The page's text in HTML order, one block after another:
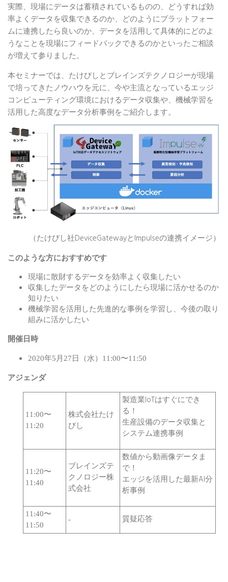
実際、現場にデータは蓄積されているものの、どうすれば効
率よくデータを収集できるのか、どのようにプラットフォー
ムに連携したら良いのか、データを活用して具体的にどのよ
うなことを現場にフィードバックできるのかといったご相談
が増えて参りました。
本セミナーでは、たけびしとブレインズテクノロジーが現場
で培ってきたノウハウを元に、今や主流となっているエッジ
コンピューティング環境におけるデータ収集や、機械学習を
活用した高度なデータ分析事例をご紹介します。
（たけびし社DeviceGatewayとImpulseの連携イメージ）
このような方におすすめです
現場に散財するデータを効率よく収集したい
収集したデータをどのようにしたら現場に活かせるのか
知りたい
機械学習を活用した先進的な事例を学習し、今後の取り
組みに活かしたい
開催日時
2020年5月27日（水）11:00〜11:50
アジェンダ
11:00〜
11:20
株式会社たけ
びし
製造業IoTはすぐにでき
る！
生産設備のデータ収集と
システム連携事例
11:20〜
11:40
ブレインズテ
クノロジー株
式会社
数値から動画像データま
で！
エッジを活用した最新AI分
析事例
11:40〜
11:50
- 質疑応答